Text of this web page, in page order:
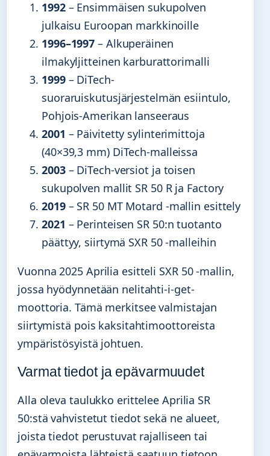
1992– Ensimmäisen sukupolven
julkaisu Euroopan markkinoille
1996–1997 – Alkuperäinen
ilmakyljitteinen karburattorimalli
1999– DiTech-
suoraruiskutusjärjestelmän esiintulo,
Pohjois-Amerikan lanseeraus
2001 – Päivitetty sylinterimittoja
(40×39,3 mm) DiTech-malleissa
2003– DiTech-versiot ja toisen
sukupolven mallit SR 50 R ja Factory
2019– SR 50 MT Motard -mallin esittely
2021 – Perinteisen SR 50:n tuotanto
päättyy, siirtymä SXR 50 -malleihin
Vuonna 2025 Aprilia esitteli SXR 50 -mallin,
jossa hyödynnetään nelitahti-i-get-
moottoria. Tämä merkitsee valmistajan
siirtymistä pois kaksitahtimoottoreista
ympäristösyistä johtuen.
Varmat tiedot ja epävarmuudet
Alla oleva taulukko erittelee Aprilia SR
50:stä vahvistetut tiedot sekä ne alueet,
joista tiedot perustuvat rajalliseen tai